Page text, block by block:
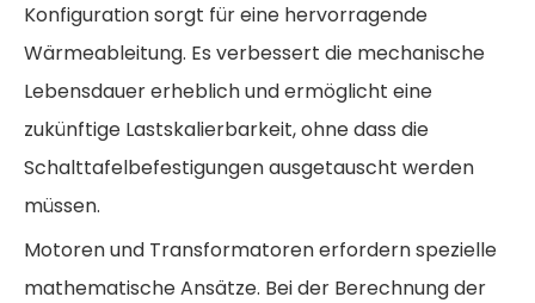
Konfiguration sorgt für eine hervorragende
Wärmeableitung. Es verbessert die mechanische
Lebensdauer erheblich und ermöglicht eine
zukünftige Lastskalierbarkeit, ohne dass die
Schalttafelbefestigungen ausgetauscht werden
müssen.
Motoren und Transformatoren erfordern spezielle
mathematische Ansätze. Bei der Berechnung der